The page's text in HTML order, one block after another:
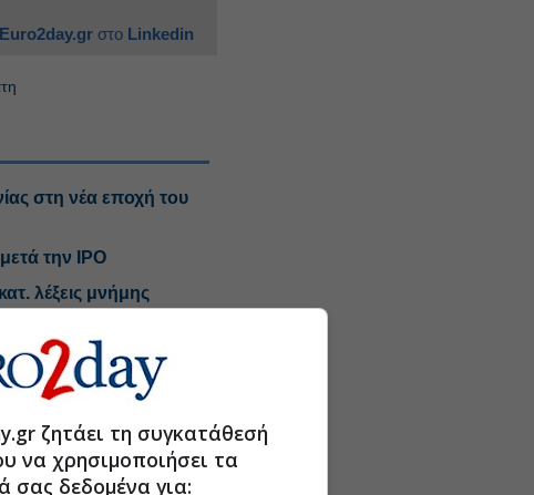
Euro2day.gr στο Linkedin
στη νέα εποχή του
την IPO
λέξεις μνήμης
ζητάει τη συγκατάθεσή
να χρησιμοποιήσει τα
σας δεδομένα για: